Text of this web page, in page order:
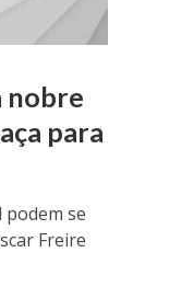
nobre
para
se
Freire